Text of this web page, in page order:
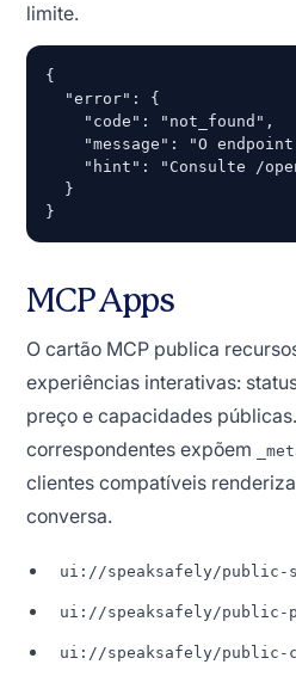
limite.
{
  "error": {
    "code": "not_found",
"message": "O
"hint": "Consulte /
  }
}
MCP Apps
O cartão MCP publica
experiências interativas:
preço e capacidades
correspondentes expõem
clientes compatíveis
conversa.
ui://speaksafely/public-
ui://speaksafely/public-
ui://speaksafely/public-